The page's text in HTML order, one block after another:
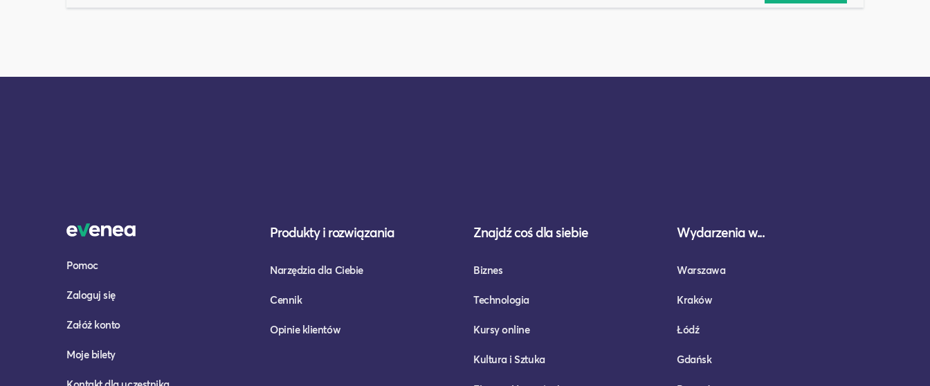
Pomoc
Zaloguj się
Załóż konto
Moje bilety
Produkty i rozwiązania
Narzędzia dla Ciebie
Cennik
Opinie klientów
Znajdź coś dla siebie
Biznes
Technologia
Kursy online
Kultura i Sztuka
Wydarzenia w...
Warszawa
Kraków
Łódź
Gdańsk